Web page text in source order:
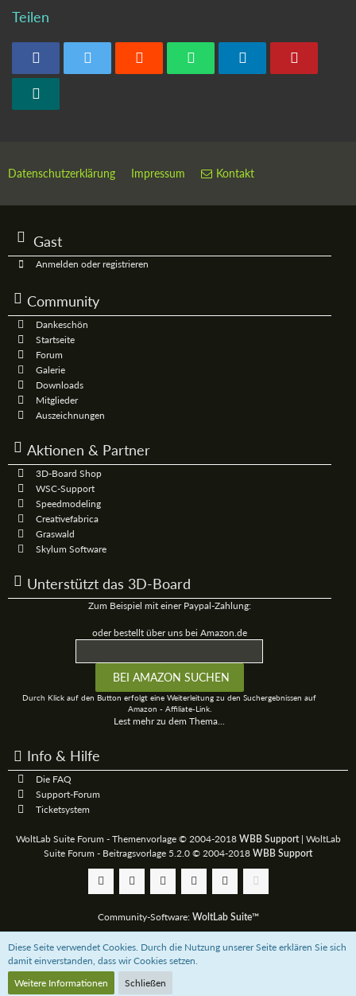
Teilen
Datenschutzerklärung Impressum Kontakt
Gast
Anmelden oder registrieren
Community
Dankeschön
Startseite
Forum
Galerie
Downloads
Mitglieder
Auszeichnungen
Aktionen & Partner
3D-Board Shop
WSC-Support
Speedmodeling
Creativefabrica
Graswald
Skylum Software
Unterstützt das 3D-Board
Zum Beispiel mit einer Paypal-Zahlung:
oder bestellt über uns bei Amazon.de
Durch Klick auf den Button erfolgt eine Weiterleitung zu den Suchergebnissen auf
Amazon - Affiliate-Link.
Lest mehr zu dem Thema...
Info & Hilfe
Die FAQ
Support-Forum
Ticketsystem
WoltLab Suite Forum - Themenvorlage © 2004-2018 WBB Support| WoltLab
Suite Forum - Beitragsvorlage 5.2.0 © 2004-2018 WBB Support
Community-Software: WoltLab Suite™
Unterstützt das 3D-Board mit einerPaypal-Zahlung oder bestellt über uns bei
Amazon.de
Diese Seite verwendet Cookies. Durch die Nutzung unserer Seite erklären Sie sich
damit einverstanden, dass wir Cookies setzen.
Weitere Informationen
Schließen